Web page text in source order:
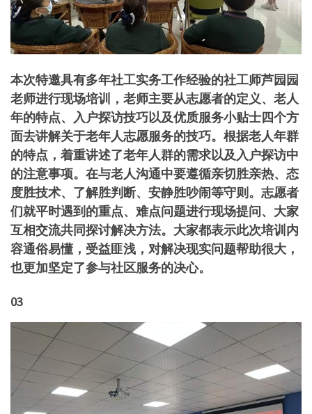
本次特邀具有多年社工实务工作经验的社工师芦园园
老师进行现场培训，老师主要从志愿者的定义、老人
年的特点、入户探访技巧以及优质服务小贴士四个方
面去讲解关于老年人志愿服务的技巧。根据老人年群
的特点，着重讲述了老年人群的需求以及入户探访中
的注意事项。在与老人沟通中要遵循亲切胜亲热、态
度胜技术、了解胜判断、安静胜吵闹等守则。志愿者
们就平时遇到的重点、难点问题进行现场提问、大家
互相交流共同探讨解决方法。大家都表示此次培训内
容通俗易懂，受益匪浅，对解决现实问题帮助很大，
也更加坚定了参与社区服务的决心。
03